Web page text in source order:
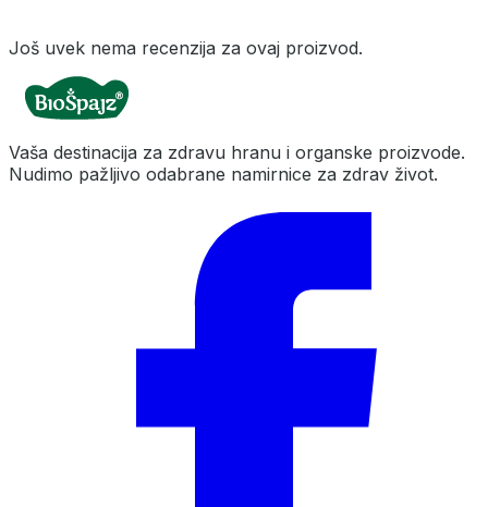
Još uvek nema recenzija za ovaj proizvod.
Vaša destinacija za zdravu hranu i organske proizvode.
Nudimo pažljivo odabrane namirnice za zdrav život.